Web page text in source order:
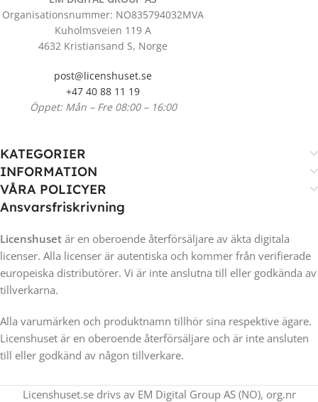
Organisationsnummer: NO835794032MVA
Kuholmsveien 119 A
4632 Kristiansand S, Norge
post@licenshuset.se
+47 40 88 11 19
Öppet: Mån – Fre 08:00 – 16:00
KATEGORIER
INFORMATION
VÅRA POLICYER
Ansvarsfriskrivning
Licenshuset är en oberoende återförsäljare av äkta digitala
licenser. Alla licenser är autentiska och kommer från verifierade
europeiska distributörer. Vi är inte anslutna till eller godkända av
tillverkarna.
Alla varumärken och produktnamn tillhör sina respektive ägare.
Licenshuset är en oberoende återförsäljare och är inte ansluten
till eller godkänd av någon tillverkare.
Licenshuset.se drivs av EM Digital Group AS (NO), org.nr